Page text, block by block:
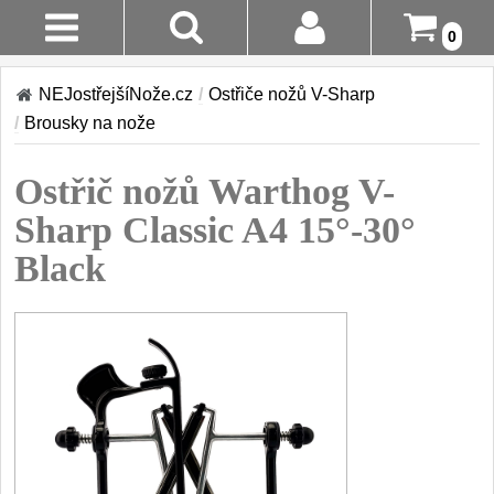
0
Stav
Objednávky
Registrace
Doručení A
14 Dnů
Reklamace
Akce!
Kuchyňské nože
Sady kuchyňských nožů
Šéfkuchařské nože
Nože na ovoce a
zeleninu
43
Santoku nože 46
Nože NAKIRI 17
NEJostřejšíNože.cz / Ostřiče nožů V-Sharp
/ Brousky na nože
Ostřič nožů Warthog V-
Sharp Classic A4 15°-30°
Black